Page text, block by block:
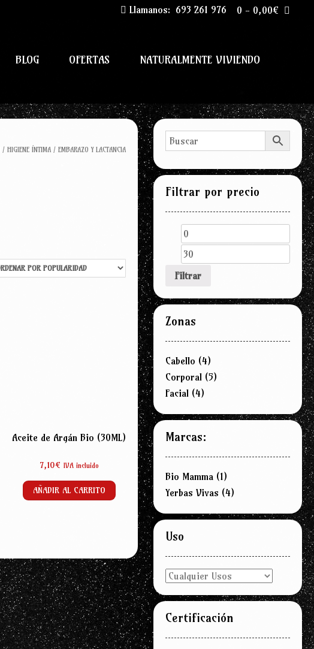
Llamanos: 693 261 976 0 - 0,00€
BLOG OFERTAS NATURALMENTE VIVIENDO
/ HIGIENE ÍNTIMA / EMBARAZO Y LACTANCIA
Aceite de Argán Bio (30ML)
7,10€ IVA incluido
AÑADIR AL CARRITO
Filtrar por precio
Precio
mínimo
Precio
Filtrar
Zonas
Cabello (4)
Corporal (5)
Facial (4)
Marcas:
Bio Mamma (1)
Yerbas Vivas (4)
Uso
Certificación